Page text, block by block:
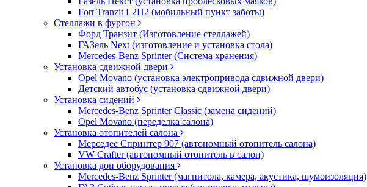
Fort Tranzit L2H2 (мобильный пункт заботы)
Стеллажи в фургон
Форд Транзит (Изготовление стеллажей)
ГАЗель Next (изготовление и установка стола)
Mercedes-Benz Sprinter (Система хранения)
Установка сдвижной двери
Opel Movano (установка электропривода сдвижной двери)
Детский автобус (установка сдвижной двери)
Установка сидений
Mercedes-Benz Sprinter Classic (замена сидений)
Opel Movano (переделка салона)
Установка отопителей салона
Мерседес Спринтер 907 (автономный отопитель салона)
VW Crafter (автономный отопитель в салон)
Установка доп оборудования
Mercedes-Benz Sprinter (магнитола, камера, акустика, шумоизоляция)